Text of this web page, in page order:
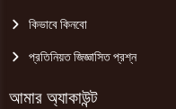
কিভাবে কিনবো
প্রতিনিয়ত জিজ্ঞাসিত প্রশ্ন
আমার অ্যাকাউন্ট